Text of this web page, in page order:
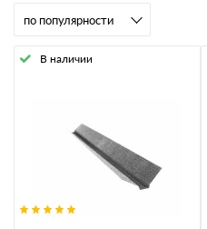
В наличии